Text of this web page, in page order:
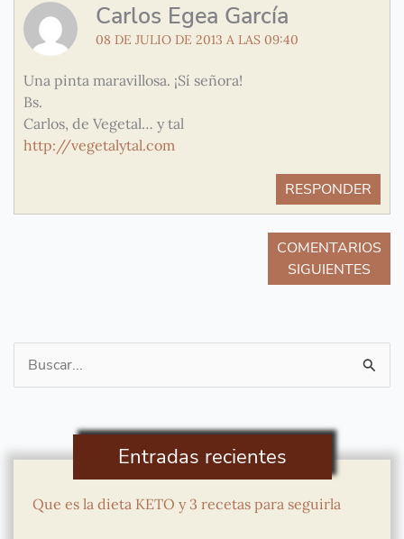
Carlos Egea García
08 DE JULIO DE 2013 A LAS 09:40
Una pinta maravillosa. ¡Sí señora!
Bs.
Carlos, de Vegetal… y tal
http://vegetalytal.com
RESPONDER
COMENTARIOS
SIGUIENTES
Buscar
por:
Entradas recientes
Que es la dieta KETO y 3 recetas para seguirla